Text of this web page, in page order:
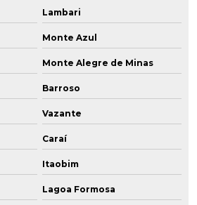
Lambari
Monte Azul
Monte Alegre de Minas
Barroso
Vazante
Caraí
Itaobim
Lagoa Formosa